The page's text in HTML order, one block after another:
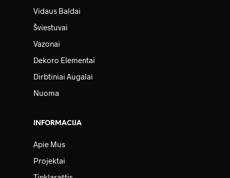
Vidaus Baldai
Šviestuvai
Vazonai
Dekoro Elementai
Dirbtiniai Augalai
Nuoma
INFORMACIJA
Apie Mus
Projektai